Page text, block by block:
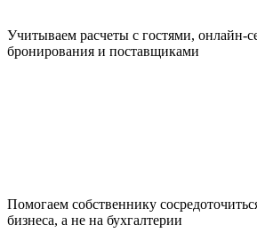
Учитываем расчеты с гостями, онлайн-
бронирования и поставщиками
Помогаем собственнику
бизнеса, а не на бухгалтерии